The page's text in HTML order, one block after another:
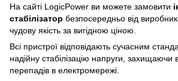
На сайті LogicPower ви можете замовити
стабілізатор безпосередньо від
чудову якість за вигідною ціною.
Всі пристрої відповідають сучасним
надійну стабілізацію напруги, захищаючи
перепадів в електромережі.